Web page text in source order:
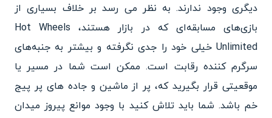
دیگری وجود ندارند. به نظر می رسد بر خلاف بسیاری از
بازی‌های مسابقه‌ای که در بازار هستند، Hot Wheels
Unlimited خیلی خود را جدی نگرفته و بیشتر به جنبه‌های
سرگرم کننده رقابت است. ممکن است شما در مسیر یا
موقعیتی قرار بگیرید که، پر از ماشین و جاده های پر پیج
خم باشد. شما باید تلاش کنید با وجود موانع پیروز میدان